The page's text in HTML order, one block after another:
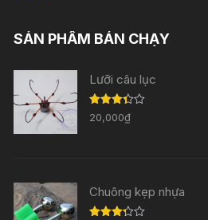
SẢN PHẨM BÁN CHẠY
Lưỡi câu lục
Được
xếp
20,000₫
Chuông kẹp nhựa